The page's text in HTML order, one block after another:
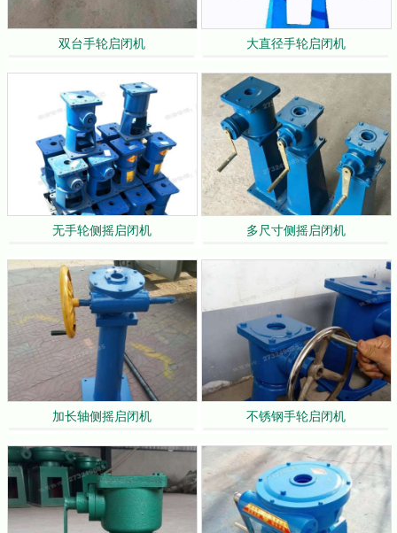
双台手轮启闭机 大直径手轮启闭机
无手轮侧摇启闭机 多尺寸侧摇启闭机
加长轴侧摇启闭机 不锈钢手轮启闭机